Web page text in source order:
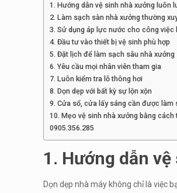
1. Hướng dẫn vệ sinh nhà xưởng luôn
2. Làm sạch sàn nhà xưởng thường
3. Sử dụng áp lực nước cho công việc
4. Đầu tư vào thiết bị vệ sinh phù hợp
5. Đặt lịch để làm sạch sâu nhà xưởng
6. Yêu cầu mọi nhân viên tham gia
7. Luôn kiểm tra lỗ thông hơi
8. Dọn dẹp với bất kỳ sự lộn xộn
9. Cửa sổ, cửa lấy sáng cần được làm
10. Mẹo vệ sinh nhà xưởng bằng
0905.356.285
1. Hướng dẫn
Dọn dẹp nhà máy không chỉ là việc